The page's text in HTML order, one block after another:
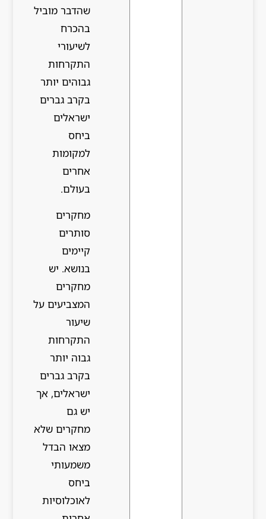
שהדבר מוביל
בהכרח
לשיעורי
התקרחות
גבוהים יותר
בקרב גברים
ישראלים
ביחס
למקומות
אחרים
בעולם.
מחקרים
סותרים
קיימים
בנושא. יש
מחקרים
המצביעים על
שיעור
התקרחות
גבוה יותר
בקרב גברים
ישראלים, אך
יש גם
מחקרים שלא
מצאו הבדל
משמעותי
ביחס
לאוכלוסיות